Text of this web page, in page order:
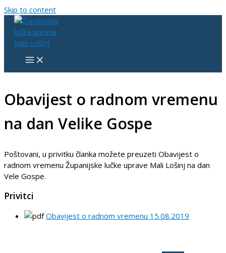
Skip to content
Obavijest o radnom vremenu
na dan Velike Gospe
Poštovani, u privitku članka možete preuzeti Obavijest o
radnom vremenu Županijske lučke uprave Mali Lošinj na dan
Vele Gospe.
Privitci
Obavijest o radnom vremenu 15.08.2019